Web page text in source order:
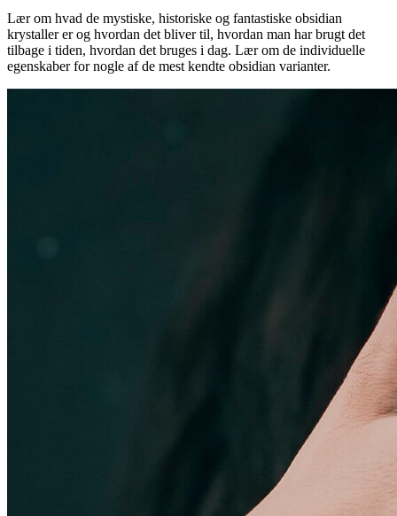
Lær om hvad de mystiske, historiske og fantastiske obsidian
krystaller er og hvordan det bliver til, hvordan man har brugt det
tilbage i tiden, hvordan det bruges i dag. Lær om de individuelle
egenskaber for nogle af de mest kendte obsidian varianter.